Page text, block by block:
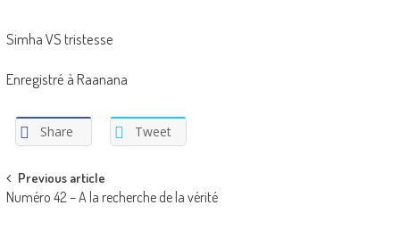
Simha VS tristesse
Enregistré à Raanana
Share Tweet
Post
navigation
Previous article
Numéro 42 – A la recherche de la vérité